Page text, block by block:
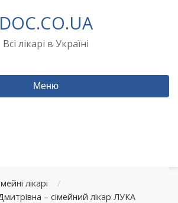
DOC.CO.UA
Всі лікарі в Україні
Меню
лікарі
/
– сімейний лікар ЛУКА